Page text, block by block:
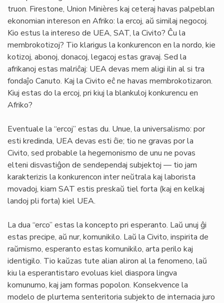
truon. Firestone, Union Minières kaj ceteraj havas palpeblan
ekonomian intereson en Afriko: la ercoj, aŭ similaj negocoj.
Kio estus la intereso de UEA, SAT, la Civito? Ĉu la
membrokotizoj? Tio klarigus la konkurencon en la nordo, kie
kotizoj, abonoj, donacoj, legacoj estas gravaj. Sed la
afrikanoj estas malriĉaj: UEA devas mem aligi ilin al si tra
fondaĵo Canuto. Kaj la Civito eĉ ne havas membrokotizaron.
Kiuj estas do la ercoj, pri kiuj la blankuloj konkurencu en
Afriko?
Eventuale la “ercoj” estas du. Unue, la universalismo: por
esti kredinda, UEA devas esti ĉie; tio ne gravas por la
Civito, sed probable la hegemonismo de unu ne povas
elteni disvastiĝon de sendependaj subjektoj — tio jam
karakterizis la konkurencon inter neŭtrala kaj laborista
movadoj, kiam SAT estis preskaŭ tiel forta (kaj en kelkaj
landoj pli forta) kiel UEA.
La dua “erco” estas la koncepto pri esperanto. Laŭ unuj ĝi
estas precipe, aŭ nur, komunikilo. Laŭ la Civito, inspirita de
raŭmismo, esperanto estas komunikilo, arta perilo kaj
identigilo. Tio kaŭzas tute alian aliron al la fenomeno, laŭ
kiu la esperantistaro evoluas kiel diaspora lingva
komunumo, kaj jam formas popolon. Konsekvence la
modelo de plurtema senteritoria subjekto de internacia juro